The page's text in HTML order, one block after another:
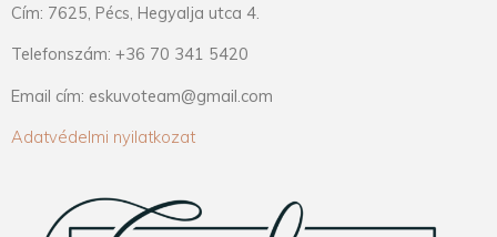
Cím: 7625, Pécs, Hegyalja utca 4.
Telefonszám: +36 70 341 5420
Email cím: eskuvoteam@gmail.com
Adatvédelmi nyilatkozat